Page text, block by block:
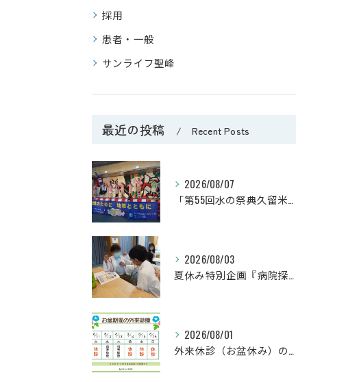
採用
患者・一般
サンライフ聖峰
最近の投稿 Recent Posts
2026/08/07
「第55回水の祭典久留米まつり」に参加しました！
2026/08/03
夏休み特別企画『病院探検隊2026』を開催しました！
2026/08/01
外来休診（お盆休み）のお知らせ